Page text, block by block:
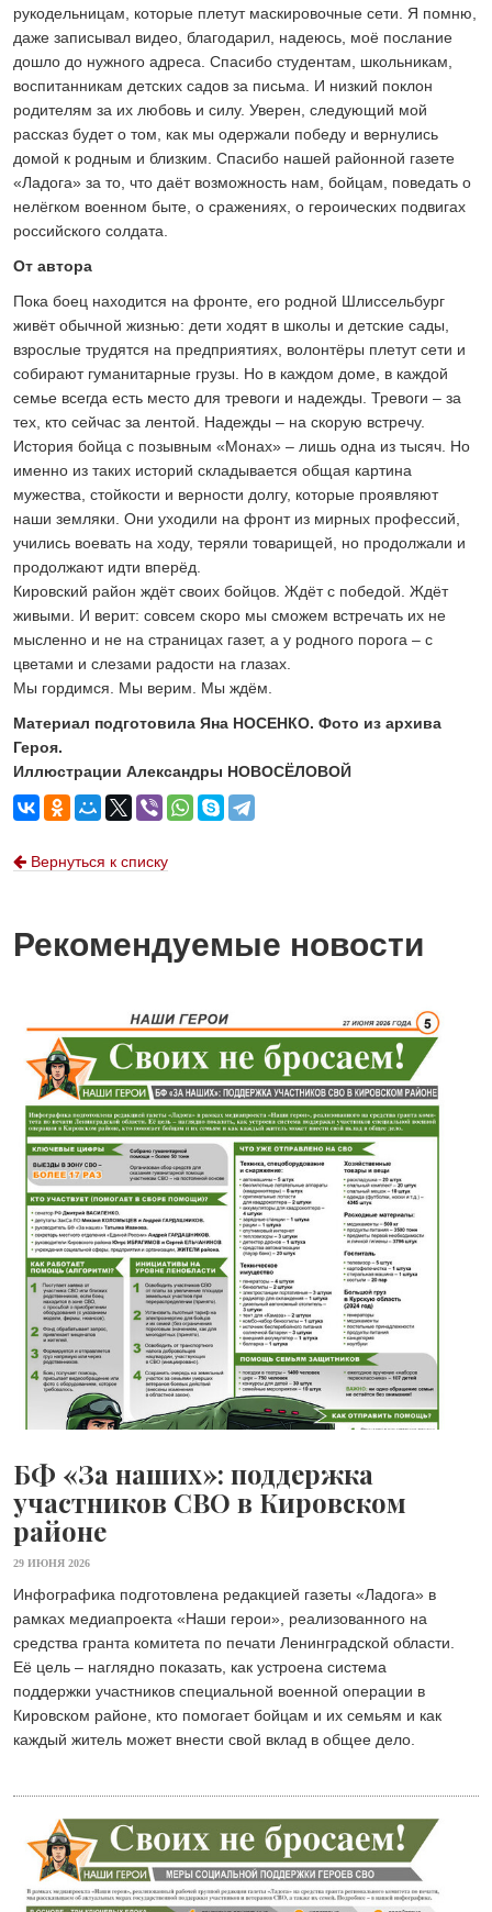
рукодельницам, которые плетут маскировочные сети. Я помню,
даже записывал видео, благодарил, надеюсь, моё послание
дошло до нужного адреса. Спасибо студентам, школьникам,
воспитанникам детских садов за письма. И низкий поклон
родителям за их любовь и силу. Уверен, следующий мой
рассказ будет о том, как мы одержали победу и вернулись
домой к родным и близким. Спасибо нашей районной газете
«Ладога» за то, что даёт возможность нам, бойцам, поведать о
нелёгком военном быте, о сражениях, о героических подвигах
российского солдата.
От автора
Пока боец находится на фронте, его родной Шлиссельбург
живёт обычной жизнью: дети ходят в школы и детские сады,
взрослые трудятся на предприятиях, волонтёры плетут сети и
собирают гуманитарные грузы. Но в каждом доме, в каждой
семье всегда есть место для тревоги и надежды. Тревоги – за
тех, кто сейчас за лентой. Надежды – на скорую встречу.
История бойца с позывным «Монах» – лишь одна из тысяч. Но
именно из таких историй складывается общая картина
мужества, стойкости и верности долгу, которые проявляют
наши земляки. Они уходили на фронт из мирных профессий,
учились воевать на ходу, теряли товарищей, но продолжали и
продолжают идти вперёд.
Кировский район ждёт своих бойцов. Ждёт с победой. Ждёт
живыми. И верит: совсем скоро мы сможем встречать их не
мысленно и не на страницах газет, а у родного порога – с
цветами и слезами радости на глазах.
Мы гордимся. Мы верим. Мы ждём.
Материал подготовила Яна НОСЕНКО. Фото из архива
Героя.
Иллюстрации Александры НОВОСЁЛОВОЙ
Вернуться к списку
Рекомендуемые новости
БФ «За наших»: поддержка
участников СВО в Кировском
районе
29 ИЮНЯ 2026
Инфографика подготовлена редакцией газеты «Ладога» в
рамках медиапроекта «Наши герои», реализованного на
средства гранта комитета по печати Ленинградской области.
Её цель – наглядно показать, как устроена система
поддержки участников специальной военной операции в
Кировском районе, кто помогает бойцам и их семьям и как
каждый житель может внести свой вклад в общее дело.